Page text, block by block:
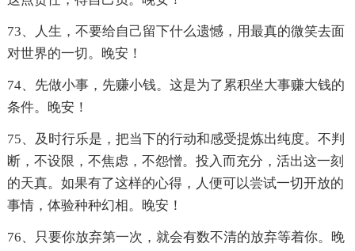
73、人生，不要给自己留下什么遗憾，用最真的微笑去面
对世界的一切。晚安！
74、先做小事，先赚小钱。这是为了累积坐大事赚大钱的
条件。晚安！
75、及时行乐是，把当下的行动和感受提炼出纯度。不判
断，不设限，不焦虑，不怨憎。投入而充分，活出这一刻
的天真。如果有了这样的心得，人便可以尝试一切开放的
事情，体验种种幻相。晚安！
76、只要你放弃第一次，就会有数不清的放弃等着你。晚